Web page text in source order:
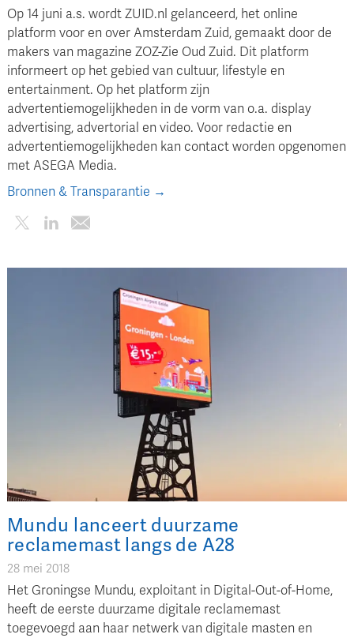
Op 14 juni a.s. wordt ZUID.nl gelanceerd, het online
platform voor en over Amsterdam Zuid, gemaakt door de
makers van magazine ZOZ-Zie Oud Zuid. Dit platform
informeert op het gebied van cultuur, lifestyle en
entertainment. Op het platform zijn
advertentiemogelijkheden in de vorm van o.a. display
advertising, advertorial en video. Voor redactie en
advertentiemogelijkheden kan contact worden opgenomen
met ASEGA Media.
Bronnen & Transparantie →
Mundu lanceert duurzame
reclamemast langs de A28
28 mei 2018
Het Groningse Mundu, exploitant in Digital-Out-of-Home,
heeft de eerste duurzame digitale reclamemast
toegevoegd aan haar netwerk van digitale masten en